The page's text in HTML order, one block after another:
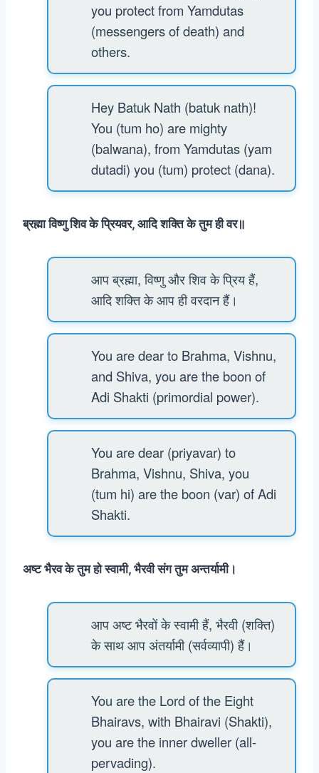
you protect from Yamdutas
(messengers of death) and
others.
Hey Batuk Nath (batuk nath)!
You (tum ho) are mighty
(balwana), from Yamdutas (yam
dutadi) you (tum) protect (dana).
ब्रह्मा विष्णु शिव के प्रियवर, आदि शक्ति के तुम ही वर॥
आप ब्रह्मा, विष्णु और शिव के प्रिय हैं,
आदि शक्ति के आप ही वरदान हैं।
You are dear to Brahma, Vishnu,
and Shiva, you are the boon of
Adi Shakti (primordial power).
You are dear (priyavar) to
Brahma, Vishnu, Shiva, you
(tum hi) are the boon (var) of Adi
Shakti.
अष्ट भैरव के तुम हो स्वामी, भैरवी संग तुम अन्तर्यामी।
आप अष्ट भैरवों के स्वामी हैं, भैरवी (शक्ति)
के साथ आप अंतर्यामी (सर्वव्यापी) हैं।
You are the Lord of the Eight
Bhairavs, with Bhairavi (Shakti),
you are the inner dweller (all-
pervading).